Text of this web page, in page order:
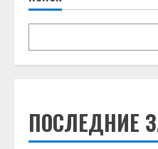
ПОСЛЕДНИЕ